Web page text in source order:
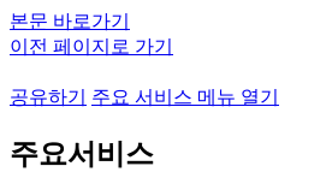
본문 바로가기
이전 페이지로 가기
공유하기 주요 서비스 메뉴 열기
주요서비스